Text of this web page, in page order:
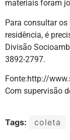
materiais foram
Para consultar
residência, é
Divisão
3892-2797.
Fonte:http://
Com supervisão
Tags: coleta